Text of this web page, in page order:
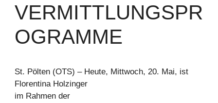
VERMITTLUNGSPR
OGRAMME
St. Pölten (OTS) – Heute, Mittwoch, 20. Mai, ist
Florentina Holzinger
im Rahmen der